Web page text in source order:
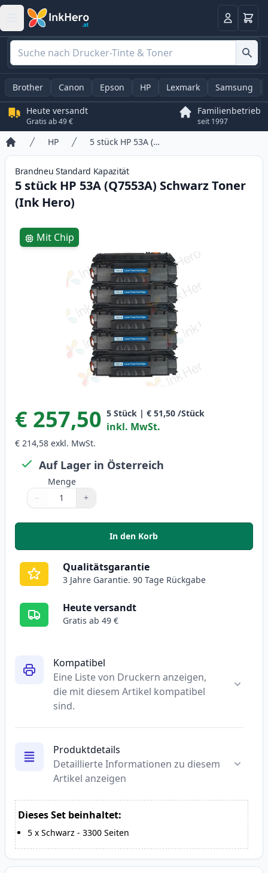
Anmelden
Brother Canon Epson HP Lexmark Samsung
Heute versandt
Gratis ab 49 €
Familienbetrieb
seit 1997
Startseite
HP 5 stück HP 53A (Q7553A) Schwarz Toner (Ink Hero)
Brandneu Standard Kapazität
5 stück HP 53A (Q7553A) Schwarz Toner
(Ink Hero)
Kompatibel
Eine Liste von Druckern anzeigen,
die mit diesem Artikel kompatibel
sind.
Produktdetails
Detaillierte Informationen zu diesem
Artikel anzeigen
Dieses Set beinhaltet:
5 x Schwarz - 3300 Seiten
Product information
Mit Chip
€ 257,50 5 Stück | € 51,50 /Stück
inkl. MwSt.
€ 214,58 exkl. MwSt.
Auf Lager in Österreich
Menge
Menge
Verwenden Sie die Tasten, um anzupassen
− +
Menge 1
In den Korb
, 5 stück HP 53A (Q7553A)
Qualitätsgarantie
3 Jahre Garantie. 90 Tage Rückgabe
Heute versandt
Gratis ab 49 €